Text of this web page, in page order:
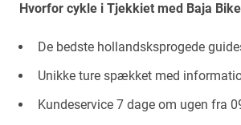
Hvorfor cykle i Tjekkiet med Baja
De bedste hollandsksprogede
Unikke ture spækket med
Kundeservice 7 dage om ugen fra